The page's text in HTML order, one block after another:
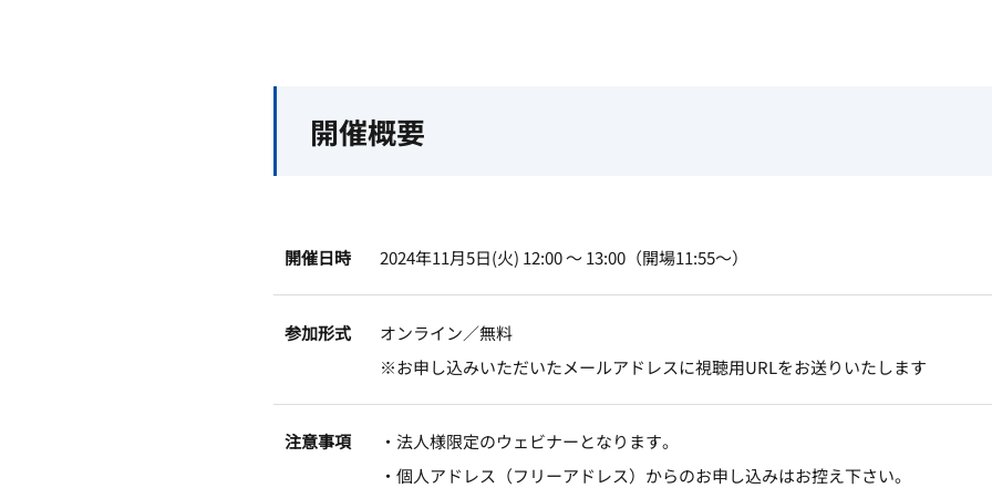
開催概要
開催日時 2024年11月5日(火) 12:00 ～ 13:00（開場11:55～）
参加形式
オンライン／無料
※お申し込みいただいたメールアドレスに視聴用URLをお送りいたします
注意事項
・法人様限定のウェビナーとなります。
・個人アドレス（フリーアドレス）からのお申し込みはお控え下さい。